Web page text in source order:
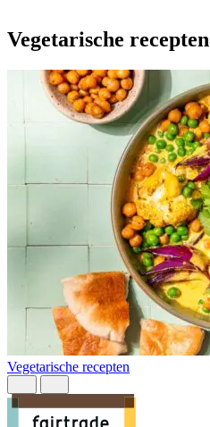
Vegetarische recepten
Vegetarische recepten